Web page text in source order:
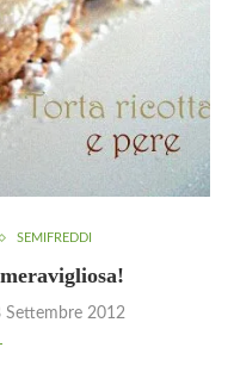
SEMIFREDDI
Settembre 2012